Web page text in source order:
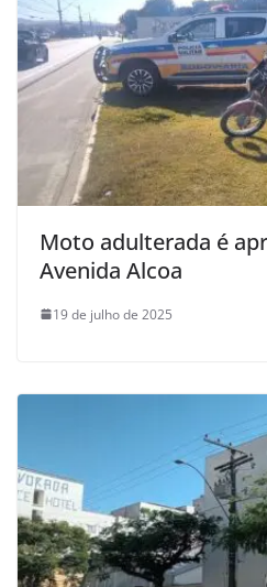
Moto adulterada é
Avenida Alcoa
19 de julho de 2025